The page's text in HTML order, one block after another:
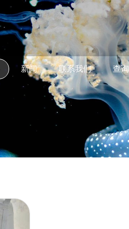
新闻 联系我们 查